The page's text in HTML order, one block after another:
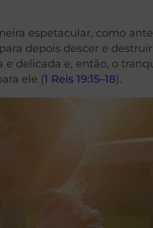
espetacular, como
depois descer e
delicada e, então, o
ele (1 Reis 19:15–18).